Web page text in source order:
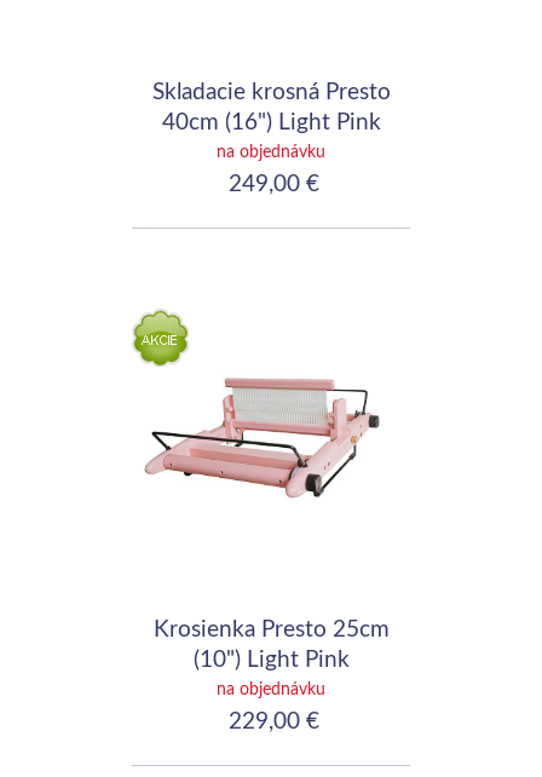
Skladacie krosná Presto
40cm (16") Light Pink
na objednávku
249,00 €
Krosienka Presto 25cm
(10") Light Pink
na objednávku
229,00 €